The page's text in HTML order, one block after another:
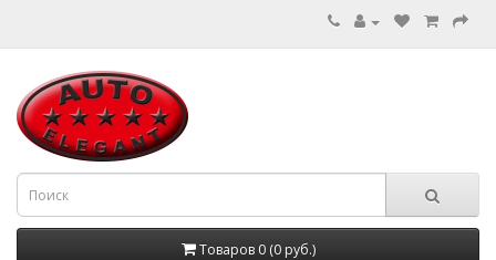
Товаров 0 (0 руб.)